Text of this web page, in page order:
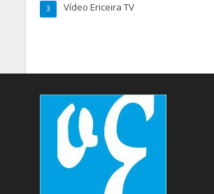
Vídeo Ericeira TV
3